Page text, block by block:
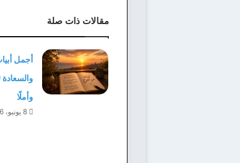
مقالات ذات صلة
أجمل
والسعادة
وأملًا
8 يونيو، 2026